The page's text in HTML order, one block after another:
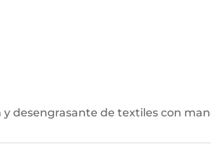
y desengrasante de textiles con